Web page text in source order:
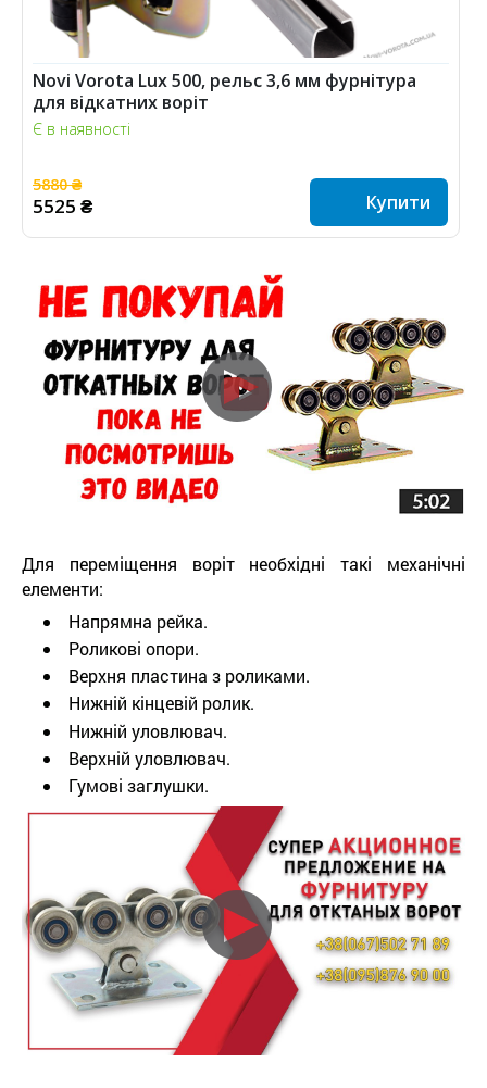
Novi Vorota Lux 500, рельс 3,6 мм фурнітура
для відкатних воріт
Є в наявності
5880 ₴
5525 ₴ Купити
Для переміщення воріт необхідні такі механічні
елементи:
Напрямна рейка.
Роликові опори.
Верхня пластина з роликами.
Нижній кінцевій ролик.
Нижній уловлювач.
Верхній уловлювач.
Гумові заглушки.